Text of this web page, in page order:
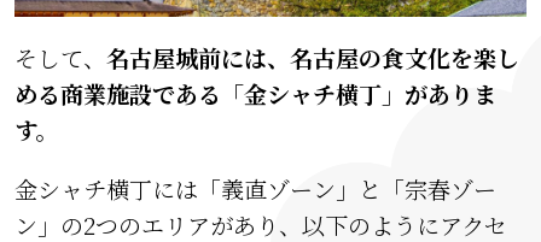
そして、 名古屋城前には、名古屋の食文化を楽し
める商業施設である「金シャチ横丁」がありま
す。
金シャチ横丁には「義直ゾーン」と「宗春ゾー
ン」の2つのエリアがあり、以下のようにアクセ